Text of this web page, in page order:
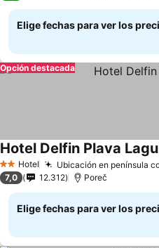
Elige fechas para ver los
Opción destacada
2 Estrellas
Hotel Ubicación en península
Hotel Delfin Plava
7,0 12.312 Poreč
Elige fechas para ver los